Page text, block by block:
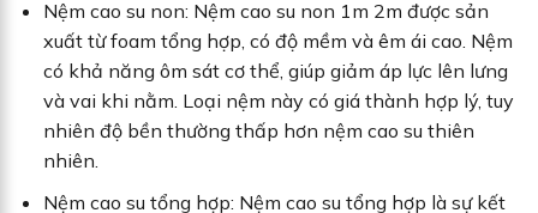
Nệm cao su non: Nệm cao su non 1m 2m được sản
xuất từ foam tổng hợp, có độ mềm và êm ái cao. Nệm
có khả năng ôm sát cơ thể, giúp giảm áp lực lên lưng
và vai khi nằm. Loại nệm này có giá thành hợp lý, tuy
nhiên độ bền thường thấp hơn nệm cao su thiên
nhiên.
Nệm cao su tổng hợp: Nệm cao su tổng hợp là sự kết